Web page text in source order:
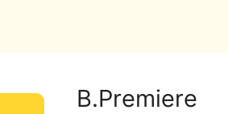
B.Premiere